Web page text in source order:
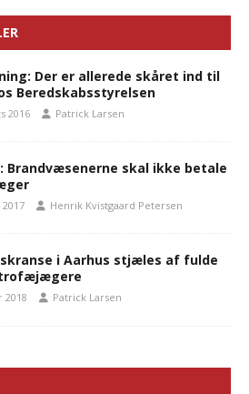
Der er allerede skåret ind til
Beredskabsstyrelsen
2016 Patrick Larsen
Brandvæsenerne skal ikke betale
Henrik Kvistgaard Petersen
i Aarhus stjæles af fulde
2018 Patrick Larsen